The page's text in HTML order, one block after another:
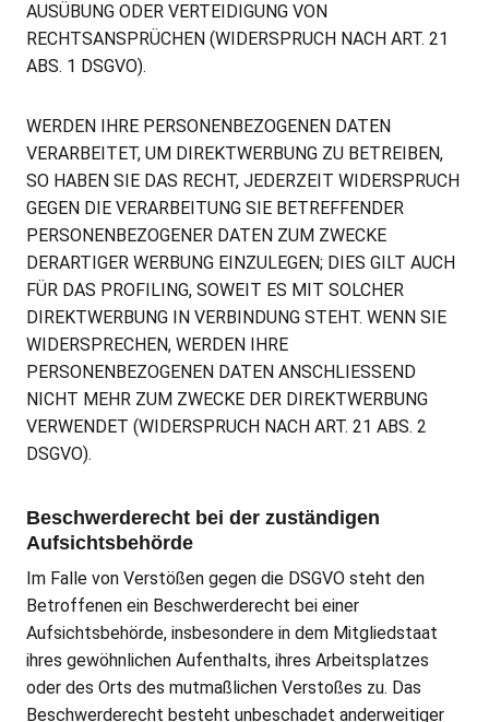
AUSÜBUNG ODER VERTEIDIGUNG VON
RECHTSANSPRÜCHEN (WIDERSPRUCH NACH ART. 21
ABS. 1 DSGVO).
WERDEN IHRE PERSONENBEZOGENEN DATEN
VERARBEITET, UM DIREKTWERBUNG ZU BETREIBEN,
SO HABEN SIE DAS RECHT, JEDERZEIT WIDERSPRUCH
GEGEN DIE VERARBEITUNG SIE BETREFFENDER
PERSONENBEZOGENER DATEN ZUM ZWECKE
DERARTIGER WERBUNG EINZULEGEN; DIES GILT AUCH
FÜR DAS PROFILING, SOWEIT ES MIT SOLCHER
DIREKTWERBUNG IN VERBINDUNG STEHT. WENN SIE
WIDERSPRECHEN, WERDEN IHRE
PERSONENBEZOGENEN DATEN ANSCHLIESSEND
NICHT MEHR ZUM ZWECKE DER DIREKTWERBUNG
VERWENDET (WIDERSPRUCH NACH ART. 21 ABS. 2
DSGVO).
Beschwerde­recht bei der zuständigen
Aufsichts­behörde
Im Falle von Verstößen gegen die DSGVO steht den
Betroffenen ein Beschwerderecht bei einer
Aufsichtsbehörde, insbesondere in dem Mitgliedstaat
ihres gewöhnlichen Aufenthalts, ihres Arbeitsplatzes
oder des Orts des mutmaßlichen Verstoßes zu. Das
Beschwerderecht besteht unbeschadet anderweitiger